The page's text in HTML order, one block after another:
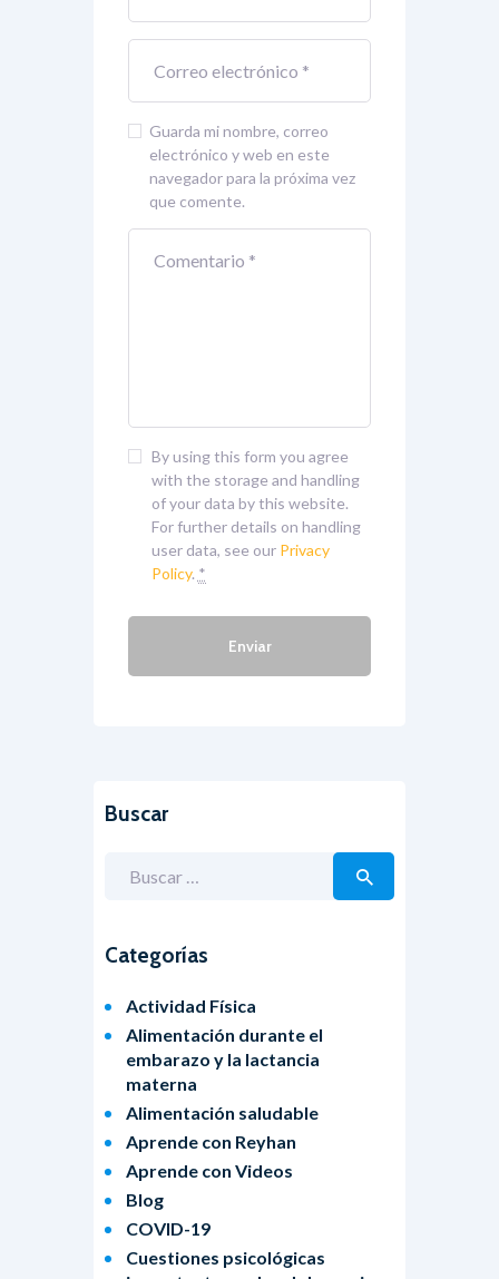
Guarda mi nombre, correo
electrónico y web en este
navegador para la próxima vez
que comente.
By using this form you agree
with the storage and handling
of your data by this website.
For further details on handling
user data, see our Privacy
Policy. *
Buscar
Categorías
Actividad Física
Alimentación durante el
embarazo y la lactancia
materna
Alimentación saludable
Aprende con Reyhan
Aprende con Videos
Blog
COVID-19
Cuestiones psicológicas